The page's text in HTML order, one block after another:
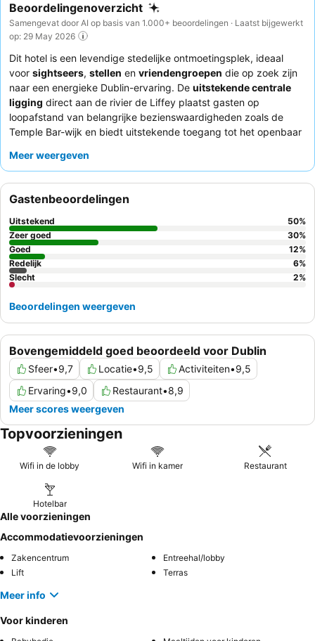
Beoordelingenoverzicht
Samengevat door AI op basis van 1.000+ beoordelingen · Laatst bijgewerkt
op: 29 May 2026
Dit hotel is een levendige stedelijke ontmoetingsplek, ideaal
voor sightseers, stellen en vriendengroepen die op zoek zijn
naar een energieke Dublin-ervaring. De uitstekende centrale
ligging direct aan de rivier de Liffey plaatst gasten op
loopafstand van belangrijke bezienswaardigheden zoals de
Temple Bar-wijk en biedt uitstekende toegang tot het openbaar
deCeltic Nights show
prijzen consequent het professionele en vriendelijke personeel,
en het ontbijtbuffet wordt geprezen om zijn uitgebreide selectie.
Voor de beste ervaring kunt u overwegen een kamer weg van
de straat te boeken om geluidsoverlast te minimaliseren, wat
zorgt voor een rustiger verblijf.
Meer weergeven
Bovengemiddeld goed beoordeeld voor Dublin
Sfeer•9,7 Locatie•9,5 Activiteiten•9,5
Ervaring•9,0 Restaurant•8,9
Meer scores weergeven
Gastenbeoordelingen
Uitstekend 50%
Zeer goed
30%
Goed
12%
Redelijk
6%
Slecht
2%
Beoordelingen weergeven
Topvoorzieningen
Wifi in de lobby Wifi in kamer Restaurant
Hotelbar
Alle voorzieningen
Accommodatievoorzieningen
Zakencentrum
Entreehal/lobby
Lift
Terras
Meer info
Voor kinderen